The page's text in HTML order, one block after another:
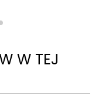
W TEJ